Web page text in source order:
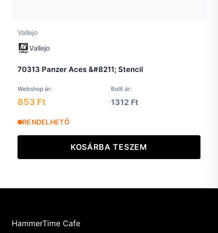
Vallejo
Vallejo
70313 Panzer Aces &#8211; Stencil
Webshop ár: Bolti ár:
853 Ft 1312 Ft
RENDELHETŐ
KOSÁRBA TESZEM
HammerTime Cafe